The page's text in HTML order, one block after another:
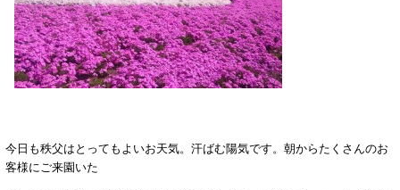
今日も秩父はとってもよいお天気。汗ばむ陽気です。朝からたくさんのお
客様にご来園いた